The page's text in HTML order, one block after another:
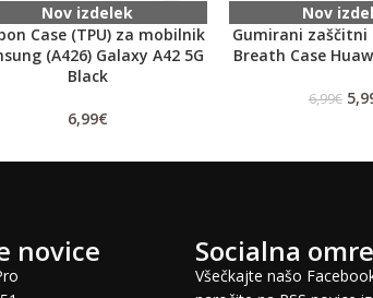
Nov izdelek
Case (TPU) za mobilnik
(A426) Galaxy A42 5G
Black
6,99€
Nov
Gumirani zaščitni
Breath Case
6,99€
novice Socialna
Všečkajte našo